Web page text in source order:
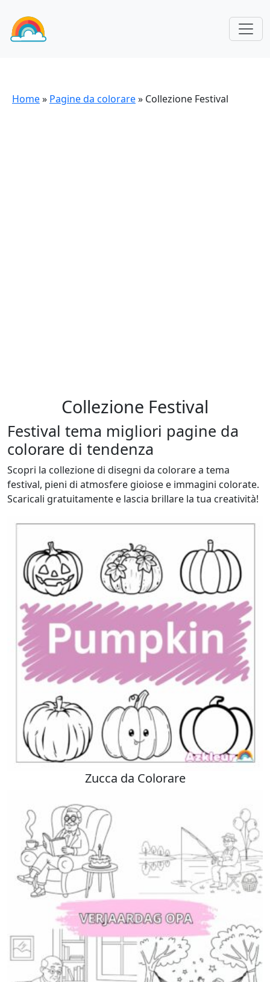
Home» Pagine da colorare» Collezione Festival
Collezione Festival
Festival tema migliori pagine da
colorare di tendenza
Scopri la collezione di disegni da colorare a tema
festival, pieni di atmosfere gioiose e immagini colorate.
Scaricali gratuitamente e lascia brillare la tua creatività!
Zucca da Colorare